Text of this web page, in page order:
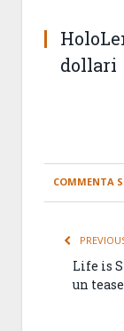
dollari
COMMENTA
Life is
un